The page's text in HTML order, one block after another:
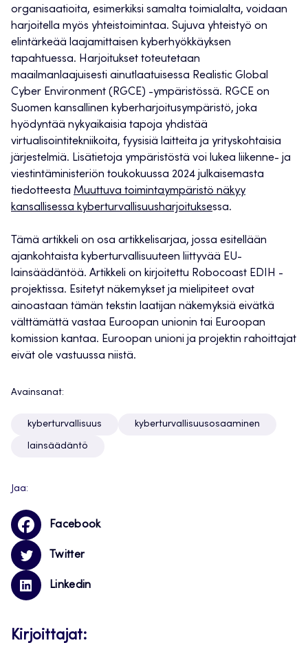
organisaatioita, esimerkiksi samalta toimialalta, voidaan
harjoitella myös yhteistoimintaa. Sujuva yhteistyö on
elintärkeää laajamittaisen kyberhyökkäyksen
tapahtuessa. Harjoitukset toteutetaan
maailmanlaajuisesti ainutlaatuisessa Realistic Global
Cyber Environment (RGCE) -ympäristössä. RGCE on
Suomen kansallinen kyberharjoitusympäristö, joka
hyödyntää nykyaikaisia tapoja yhdistää
virtualisointitekniikoita, fyysisiä laitteita ja yrityskohtaisia
järjestelmiä. Lisätietoja ympäristöstä voi lukea liikenne- ja
viestintäministeriön toukokuussa 2024 julkaisemasta
tiedotteesta Muuttuva toimintaympäristö näkyy
kansallisessa kyberturvallisuusharjoituksessa.
Tämä artikkeli on osa artikkelisarjaa, jossa esitellään
ajankohtaista kyberturvallisuuteen liittyvää EU-
lainsäädäntöä. Artikkeli on kirjoitettu Robocoast EDIH -
projektissa. Esitetyt näkemykset ja mielipiteet ovat
ainoastaan tämän tekstin laatijan näkemyksiä eivätkä
välttämättä vastaa Euroopan unionin tai Euroopan
komission kantaa. Euroopan unioni ja projektin rahoittajat
eivät ole vastuussa niistä.
Avainsanat:
kyberturvallisuus kyberturvallisuusosaaminen
lainsäädäntö
Jaa:
Facebook
Twitter
Linkedin
Kirjoittajat: